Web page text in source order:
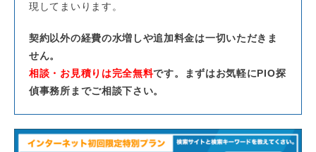
現してまいります。
契約以外の経費の水増しや追加料金は一切いただきま
せん。
相談・お見積りは完全無料です。まずはお気軽にPIO探
偵事務所までご相談下さい。